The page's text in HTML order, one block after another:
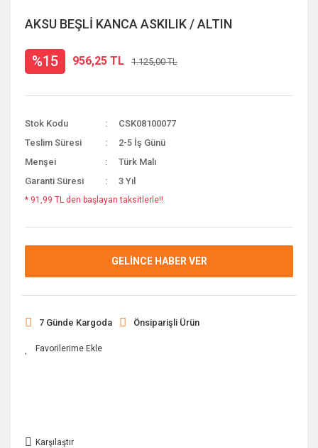
AKSU BEŞLİ KANCA ASKILIK / ALTIN
%15 956,25 TL 1.125,00 TL
Stok Kodu
CSK08100077
Teslim Süresi
2-5 İş Günü
Menşei
Türk Malı
Garanti Süresi
3 Yıl
* 91,99 TL den başlayan taksitlerle!!
GELİNCE HABER VER
7 Günde Kargoda Önsiparişli Ürün
Karşılaştır